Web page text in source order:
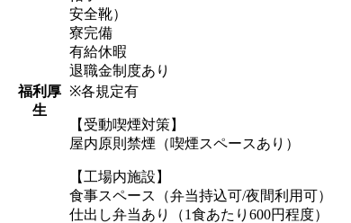
福利厚
生
安全靴）
寮完備
有給休暇
退職金制度あり
※各規定有
【受動喫煙対策】
屋内原則禁煙（喫煙スペースあり）
【工場内施設】
食事スペース（弁当持込可/夜間利用可）
仕出し弁当あり（1食あたり600円程度）